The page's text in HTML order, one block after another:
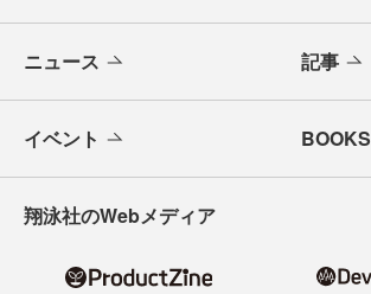
ニュース 記事
イベント BOOKS
翔泳社のWebメディア